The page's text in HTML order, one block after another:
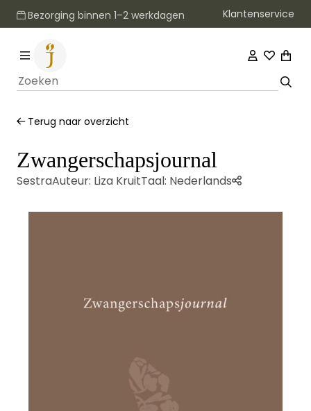
Bezorging binnen 1–2 werkdagen Klantenservice
Terug naar overzicht
Zwangerschapsjournal
SestraAuteur: Liza KruitTaal: Nederlands